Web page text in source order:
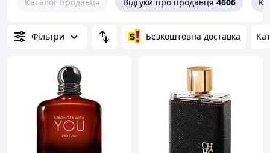
Фільтри Безкоштовна доставка